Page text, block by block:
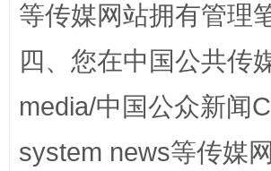
国家大学科技园优化重塑工作
等传媒网站拥有管理
四、您在中国公共传
media/中国公众新闻
system news等传媒